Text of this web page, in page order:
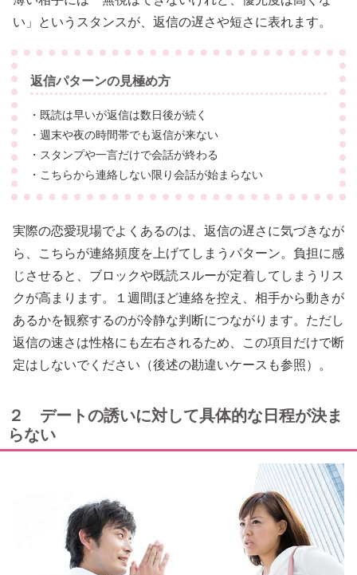
い」というスタンスが、返信の遅さや短さに表れます。
返信パターンの見極め方
・既読は早いが返信は数日後が続く
・週末や夜の時間帯でも返信が来ない
・スタンプや一言だけで会話が終わる
・こちらから連絡しない限り会話が始まらない
実際の恋愛現場でよくあるのは、返信の遅さに気づきなが
ら、こちらが連絡頻度を上げてしまうパターン。負担に感
じさせると、ブロックや既読スルーが定着してしまうリス
クが高まります。１週間ほど連絡を控え、相手から動きが
あるかを観察するのが冷静な判断につながります。ただし
返信の速さは性格にも左右されるため、この項目だけで断
定はしないでください（後述の勘違いケースも参照）。
２ デートの誘いに対して具体的な日程が決ま
らない